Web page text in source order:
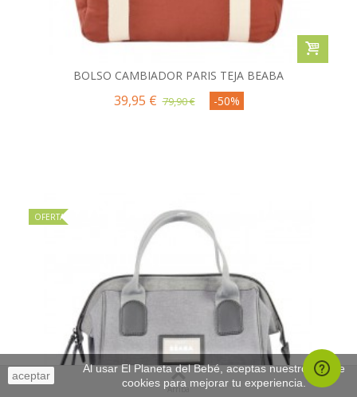
BOLSO CAMBIADOR PARIS TEJA BEABA
39,95 € 79,90 € -50%
OFERTA
aceptar
Al usar El Planeta del Bebé, aceptas nuestro uso de
cookies para mejorar tu experiencia.
Arriba